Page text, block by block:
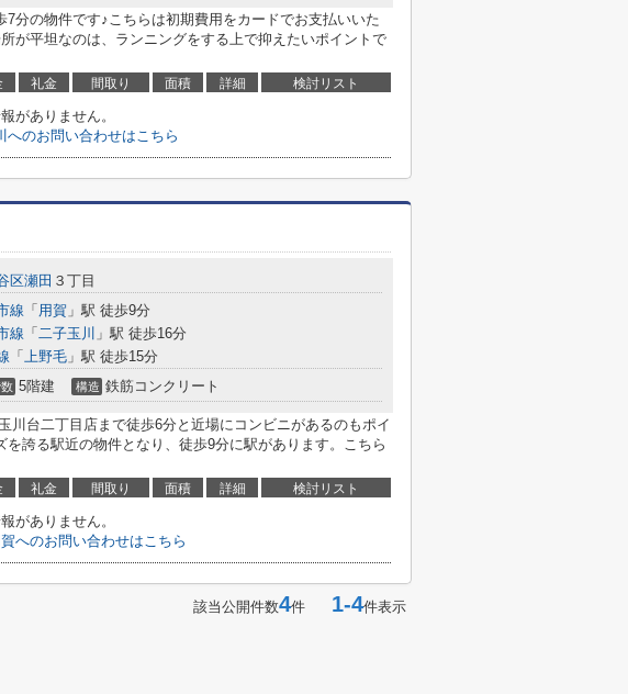
7分の物件です♪こちらは初期費用をカードでお支払いいた
が平坦なのは、ランニングをする上で抑えたいポイントで
礼金 間取り 面積 詳細 検討リスト
がありません。
へのお問い合わせはこちら
区瀬田 ３丁目
線 「 用賀 」駅 徒歩9分
線 「 二子玉川 」駅 徒歩16分
「 上野毛 」駅 徒歩15分
5階建 構造 鉄筋コンクリート
川台二丁目店まで徒歩6分と近場にコンビニがあるのもポイ
を誇る駅近の物件となり、徒歩9分に駅があります。こちら
礼金 間取り 面積 詳細 検討リスト
がありません。
へのお問い合わせはこちら
該当公開件数4件 1-4件表示